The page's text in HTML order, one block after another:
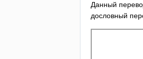
Данный
дословный